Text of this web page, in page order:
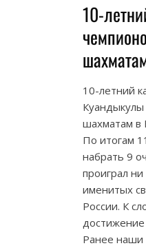
10-
10-летний
шахматам в
По итогам
набрать 9
проиграл
именитых
России. К
достижение
Ранее наши